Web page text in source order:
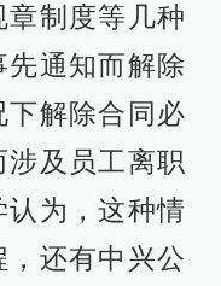
制度等几种
通知而解除
解除合同必
及员工离职
为，这种情
还有中兴公